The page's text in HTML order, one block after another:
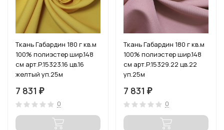
Ткань Габардин 180 г кв.м
100% полиэстер шир.148
см арт.Р.15323.16 цв.16
желтый уп.25м
7 831 ₽
0
Ткань Габардин 180 г кв.м
100% полиэстер шир.148
см арт.Р.15329.22 цв.22
уп.25м
7 831 ₽
0